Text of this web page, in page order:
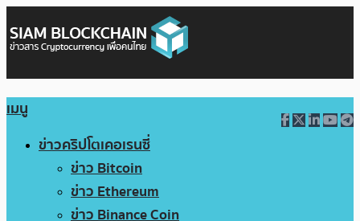
เมนู
ข่าวคริปโตเคอเรนซี่
ข่าว Bitcoin
ข่าว Ethereum
ข่าว Binance Coin